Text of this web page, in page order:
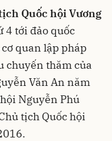
Quốc hội Vương
4 tới đảo quốc
quan lập pháp
chuyến thăm của
Văn An năm
Nguyễn Phú
tịch Quốc hội